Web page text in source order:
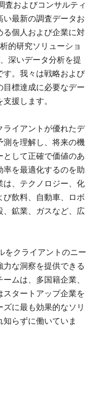
査およびコンサルティ
い最新の調査データお
る個人および企業に対
的研究ソリューショ
深いデータ分析を提
す。我々は戦略および
目標達成に必要なデー
援します。
ライアントが優れたデ
測を理解し、将来の機
として正確で価値のあ
率を最適化するのを助
は、テクノロジー、化
び飲料、自動車、ロボ
、鉱業、ガスなど、広
をクライアントのニー
力な洞察を提供できる
ムは、多国籍企業、
スタートアップ企業を
に最も効果的なソリ
知らずに働いていま